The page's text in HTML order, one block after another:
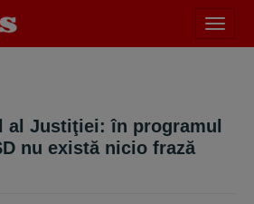
meniu
al Justiţiei: în programul
nu există nicio frază